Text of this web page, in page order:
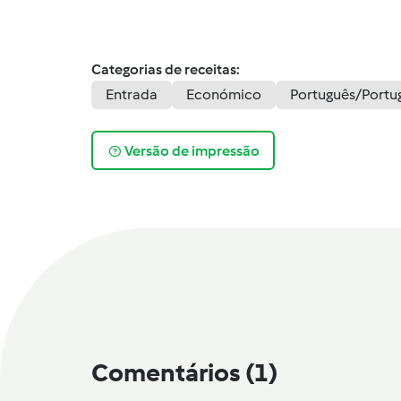
Categorias de receitas:
Entrada
Económico Português/
Versão de impressão
Comentários (1)